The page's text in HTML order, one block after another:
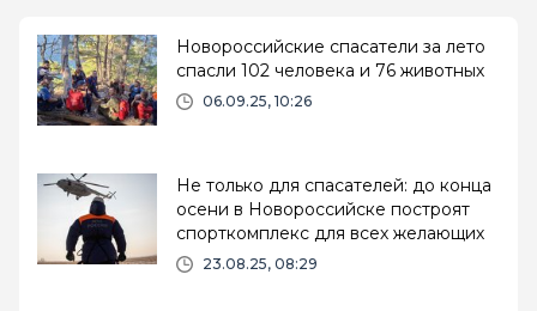
Новороссийские спасатели за лето
спасли 102 человека и 76 животных
06.09.25, 10:26
Не только для спасателей: до конца
осени в Новороссийске построят
спорткомплекс для всех желающих
23.08.25, 08:29